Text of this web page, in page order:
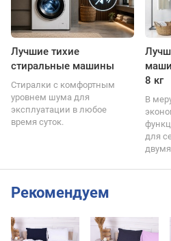
Лучшие тихие
стиральные машины
Стиралки с комфортным
уровнем шума для
эксплуатации в любое
время суток.
8 кг
В
для
Рекомендуем